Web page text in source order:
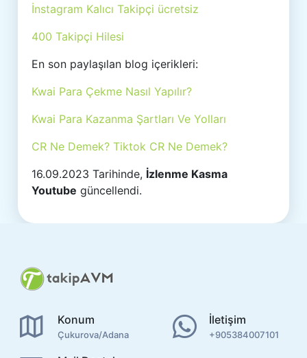
İnstagram Kalıcı Takipçi ücretsiz
400 Takipçi Hilesi
En son paylaşılan blog içerikleri:
Kwai Para Çekme Nasıl Yapılır?
Kwai Para Kazanma Şartları Ve Yolları
CR Ne Demek? Tiktok CR Ne Demek?
16.09.2023 Tarihinde, İzlenme Kasma
Youtube güncellendi.
Konum
Çukurova/Adana
İletişim
+905384007101